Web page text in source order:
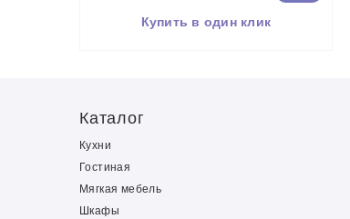
Купить в один клик
Каталог
Кухни
Гостиная
Мягкая мебель
Шкафы